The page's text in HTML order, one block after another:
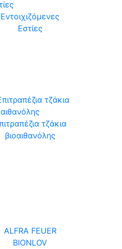
Εντοιχιζόμενες
Εστίες
τζάκια
βιοαιθανόλης
ALFRA FEUER
BIONLOV